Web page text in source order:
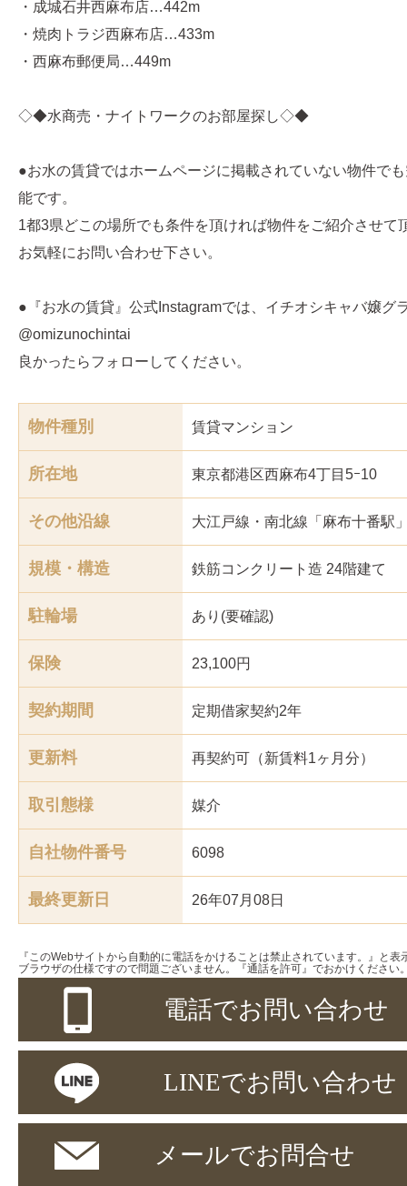
・成城石井西麻布店…442m
・焼肉トラジ西麻布店…433m
・西麻布郵便局…449m
◇◆水商売・ナイトワークのお部屋探し◇◆
●お水の賃貸ではホームページに掲載されていない物件で
能です。
1都3県どこの場所でも条件を頂ければ物件をご紹介させて
お気軽にお問い合わせ下さい。
●『お水の賃貸』公式Instagramでは、イチオシキャバ嬢グ
@omizunochintai
良かったらフォローしてください。
物件種別 賃貸マンション
所在地 東京都港区西麻布4丁目5ｰ10
その他沿線 大江戸線・南北線「麻布十番駅
規模・構造 鉄筋コンクリート造 24階建て
駐輪場 あり(要確認)
保険 23,100円
契約期間 定期借家契約2年
更新料 再契約可（新賃料1ヶ月分）
取引態様 媒介
自社物件番号 6098
最終更新日 26年07月08日
『このWebサイトから自動的に電話をかけることは禁止されています。』と
ブラウザの仕様ですので問題ございません。『通話を許可』でおかけください
電話でお問い合わせ
LINEでお問い合わせ
メールでお問合せ